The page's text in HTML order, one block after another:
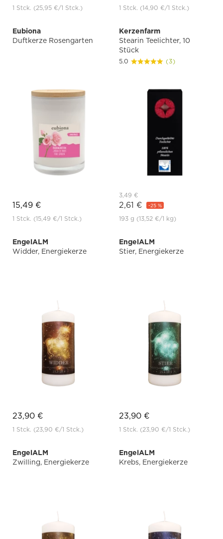
1 Stck. (25,95 €/1 Stck.) 1 Stck. (14,90 €/1 Stck.)
Eubiona
Duftkerze Rosengarten
15,49 €
1 Stck. (15,49 €/1 Stck.)
Kerzenfarm
Stearin Teelichter, 10
Stück
5.0 (3)
3,49 €
2,61 € -25 %
193 g (13,52 €/1 kg)
EngelALM
Widder, Energiekerze
23,90 €
1 Stck. (23,90 €/1 Stck.)
EngelALM
Stier, Energiekerze
23,90 €
1 Stck. (23,90 €/1 Stck.)
EngelALM
Zwilling, Energiekerze
EngelALM
Krebs, Energiekerze